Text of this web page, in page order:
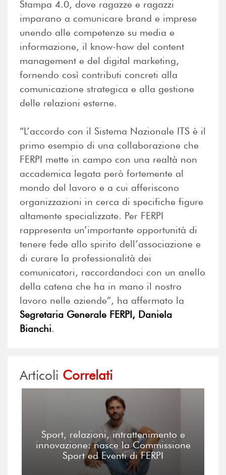
Stampa 4.0, dove ragazze e ragazzi
imparano a comunicare brand e imprese
unendo alle competenze su media e
informazione, il know-how del content
management e del digital marketing,
fornendo così contributi concreti alla
comunicazione strategica e alla gestione
delle relazioni esterne.
“L’accordo con il Sistema Nazionale ITS è il
primo esempio di una collaborazione che
FERPI mette in campo con una realtà non
accademica legata però fortemente al
mondo del lavoro e a cui afferiscono
organizzazioni in cerca di specifiche figure
altamente specializzate. Per FERPI
rappresenta un’importante opportunità di
tenere fede allo spirito dell’associazione e
di curare la professionalità dei
comunicatori, raccordandoci con un anello
della catena che ha in mano il nostro
lavoro nelle aziende”, ha affermato la
Segretaria Generale FERPI, Daniela
Bianchi.
Articoli Correlati
Sport, relazioni, intrattenimento e
innovazione: nasce la Commissione
Sport ed Eventi di FERPI